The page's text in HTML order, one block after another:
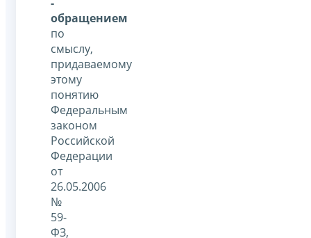
обращением
по
смыслу,
придаваемому
этому
понятию
Федеральным
законом
Российской
Федерации
от
26.05.2006
№
59-
ФЗ,